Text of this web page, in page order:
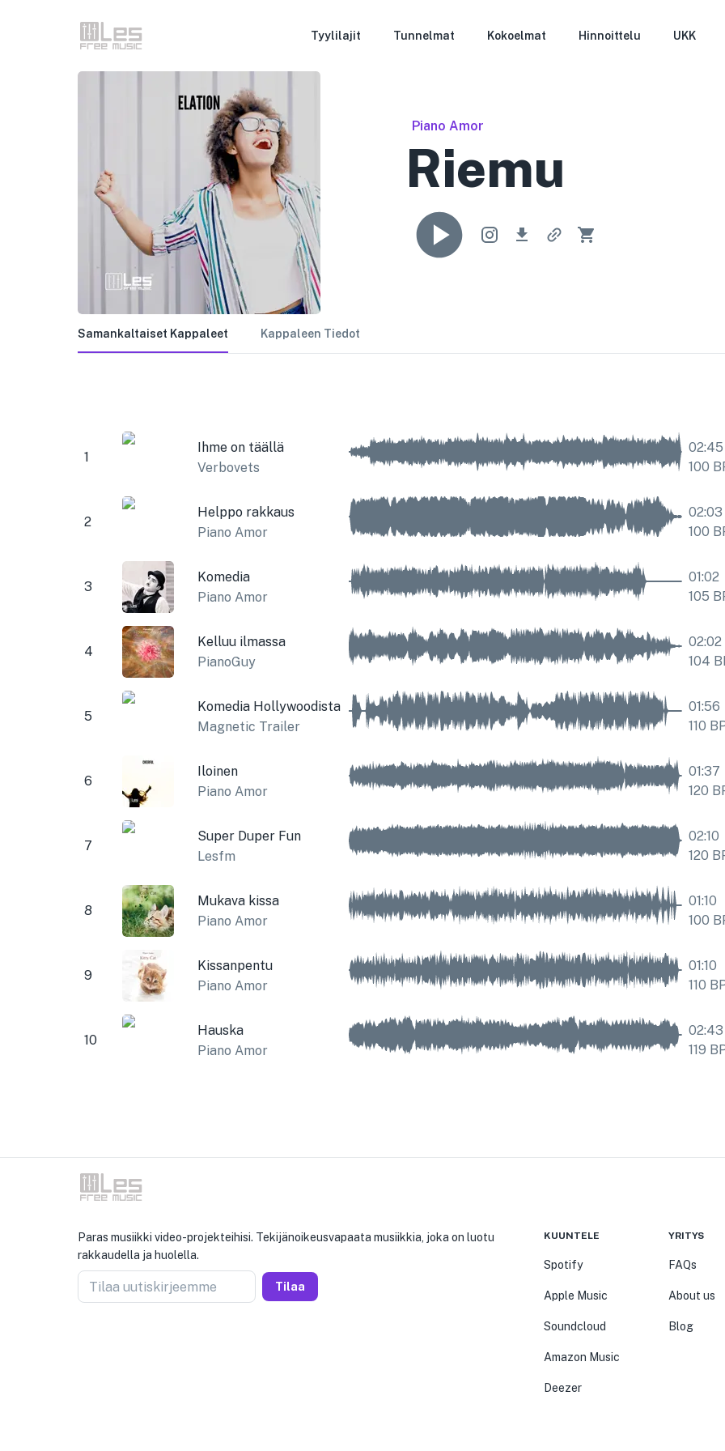
Tyylilajit Tunnelmat Kokoelmat Hinnoittelu UKK
Piano Amor
Riemu
Samankaltaiset Kappaleet Kappaleen Tiedot
1
Ihme on täällä
Verbovets
02:45
100
2
Helppo rakkaus
Piano Amor
02:03
100
3
Komedia
Piano Amor
01:02
105
4
Kelluu ilmassa
PianoGuy
02:02
104
5
Komedia Hollywoodista
Magnetic Trailer
01:56
110
6
Iloinen
Piano Amor
01:37
120
7
Super Duper Fun
Lesfm
02:10
120
8
Mukava kissa
Piano Amor
01:10
100
9
Kissanpentu
Piano Amor
01:10
110
10
Hauska
Piano Amor
02:43
119
Paras musiikki video-projekteihisi. Tekijänoikeusvapaata musiikkia, joka on luotu
rakkaudella ja huolella.
Tilaa uutiskirjeemme Tilaa
KUUNTELE
Spotify
Apple Music
Soundcloud
Amazon Music
Deezer
YRITYS
FAQs
About us
Blog